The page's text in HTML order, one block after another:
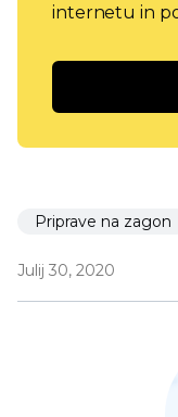
internetu in
Priprave na zagon
Julij 30, 2020